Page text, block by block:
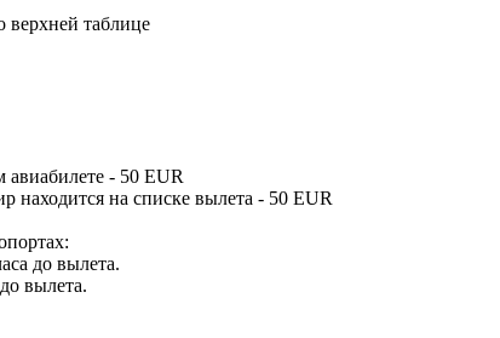
верхней таблице
- 50 EUR
находится на списке вылета - 50 EUR
до вылета.
вылета.